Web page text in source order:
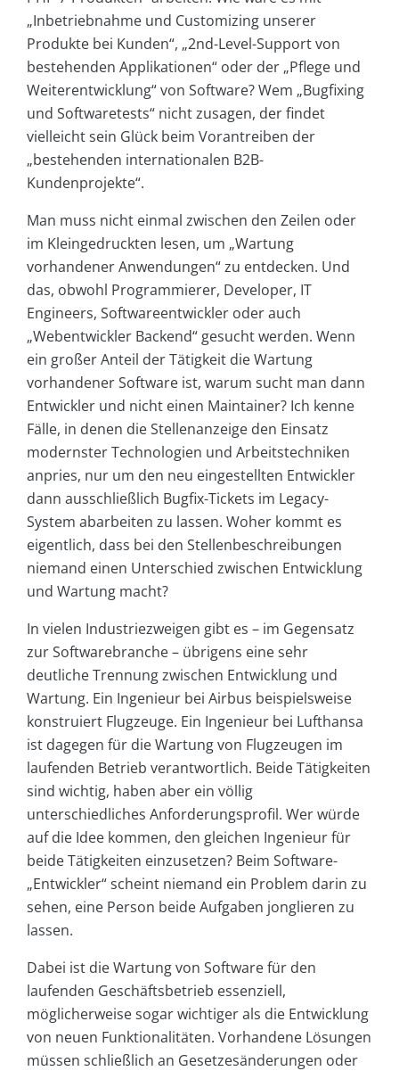
„Inbetriebnahme und Customizing unserer
Produkte bei Kunden“, „2nd-Level-Support von
bestehenden Applikationen“ oder der „Pflege und
Weiterentwicklung“ von Software? Wem „Bugfixing
und Softwaretests“ nicht zusagen, der findet
vielleicht sein Glück beim Vorantreiben der
„bestehenden internationalen B2B-
Kundenprojekte“.
Man muss nicht einmal zwischen den Zeilen oder
im Kleingedruckten lesen, um „Wartung
vorhandener Anwendungen“ zu entdecken. Und
das, obwohl Programmierer, Developer, IT
Engineers, Softwareentwickler oder auch
„Webentwickler Backend“ gesucht werden. Wenn
ein großer Anteil der Tätigkeit die Wartung
vorhandener Software ist, warum sucht man dann
Entwickler und nicht einen Maintainer? Ich kenne
Fälle, in denen die Stellenanzeige den Einsatz
modernster Technologien und Arbeitstechniken
anpries, nur um den neu eingestellten Entwickler
dann ausschließlich Bugfix-Tickets im Legacy-
System abarbeiten zu lassen. Woher kommt es
eigentlich, dass bei den Stellenbeschreibungen
niemand einen Unterschied zwischen Entwicklung
und Wartung macht?
In vielen Industriezweigen gibt es – im Gegensatz
zur Softwarebranche – übrigens eine sehr
deutliche Trennung zwischen Entwicklung und
Wartung. Ein Ingenieur bei Airbus beispielsweise
konstruiert Flugzeuge. Ein Ingenieur bei Lufthansa
ist dagegen für die Wartung von Flugzeugen im
laufenden Betrieb verantwortlich. Beide Tätigkeiten
sind wichtig, haben aber ein völlig
unterschiedliches Anforderungsprofil. Wer würde
auf die Idee kommen, den gleichen Ingenieur für
beide Tätigkeiten einzusetzen? Beim Software-
„Entwickler“ scheint niemand ein Problem darin zu
sehen, eine Person beide Aufgaben jonglieren zu
lassen.
Dabei ist die Wartung von Software für den
laufenden Geschäftsbetrieb essenziell,
möglicherweise sogar wichtiger als die Entwicklung
von neuen Funktionalitäten. Vorhandene Lösungen
müssen schließlich an Gesetzesänderungen oder